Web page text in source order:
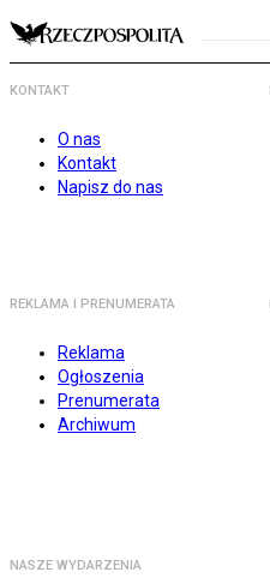
KONTAKT
O nas
Kontakt
Napisz do nas
REKLAMA I PRENUMERATA
Reklama
Ogłoszenia
Prenumerata
Archiwum
NASZE WYDARZENIA